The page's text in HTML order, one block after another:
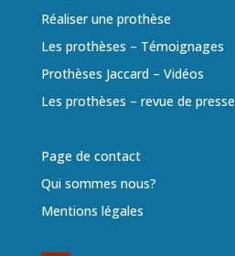
Réaliser une prothèse
Les prothèses – Témoignages
Prothèses Jaccard – Vidéos
Les prothèses – revue de presse
Page de contact
Qui sommes nous?
Mentions légales